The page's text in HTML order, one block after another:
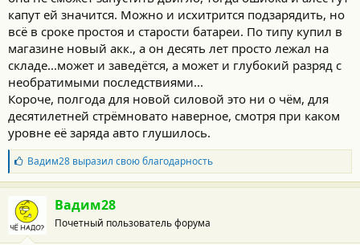
капут ей значится. Можно и исхитрится подзарядить, но
всё в сроке простоя и старости батареи. По типу купил в
магазине новый акк., а он десять лет просто лежал на
складе...может и заведётся, а может и глубокий разряд с
необратимыми последствиями...
Короче, полгода для новой силовой это ни о чём, для
десятилетней стрёмновато наверное, смотря при каком
уровне её заряда авто глушилось.
Б
л
а
г
о
д
а
Вадим28выразил свою благодарность
Вадим28
Почетный пользователь форума